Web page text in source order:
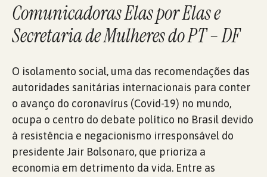
Comunicadoras Elas por Elas e
Secretaria de Mulheres do PT – DF
O isolamento social, uma das recomendações das
autoridades sanitárias internacionais para conter
o avanço do coronavírus (Covid-19) no mundo,
ocupa o centro do debate político no Brasil devido
à resistência e negacionismo irresponsável do
presidente Jair Bolsonaro, que prioriza a
economia em detrimento da vida. Entre as